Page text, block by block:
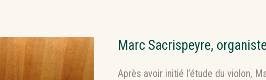
Marc Sacrispeyre,
Après avoir initié l’étude du violon,